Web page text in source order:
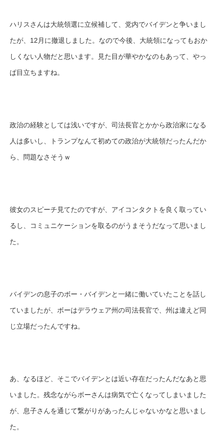
ハリスさんは大統領選に立候補して、党内でバイデンと争いまし
たが、12月に撤退しました。なので今後、大統領になってもおか
しくない人物だと思います。見た目が華やかなのもあって、やっ
ぱ目立ちますね。
政治の経験としては浅いですが、司法長官とかから政治家になる
人は多いし、トランプなんて初めての政治が大統領だったんだか
ら、問題なさそうｗ
彼女のスピーチ見てたのですが、アイコンタクトを良く取ってい
るし、コミュニケーションを取るのがうまそうだなって思いまし
た。
バイデンの息子のボー・バイデンと一緒に働いていたことを話し
ていましたが、ボーはデラウェア州の司法長官で、州は違えど同
じ立場だったんですね。
あ、なるほど、そこでバイデンとは近い存在だったんだなあと思
いました。残念ながらボーさんは病気で亡くなってしまいました
が、息子さんを通じて繋がりがあったんじゃないかなと思いまし
た。